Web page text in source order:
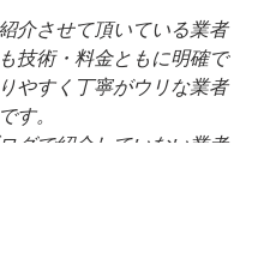
介させて頂いている業者
技術・料金ともに明確で
やすく丁寧がウリな業者
す。
グで紹介していない業者